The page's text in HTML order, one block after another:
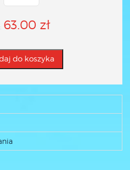
63.00 zł
do koszyka